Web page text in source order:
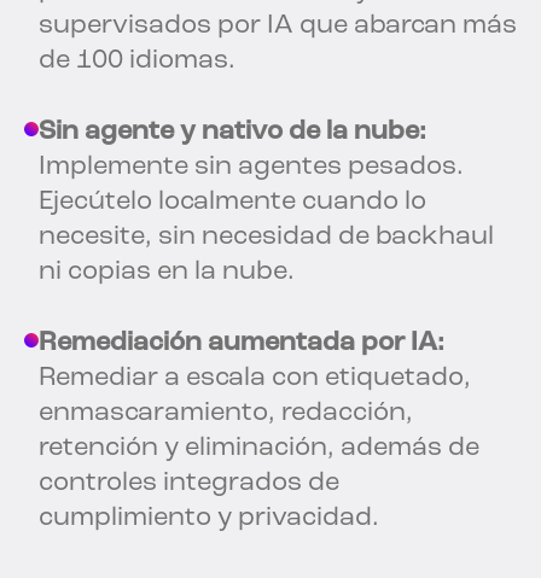
supervisados por IA que abarcan más
de 100 idiomas.
Sin agente y nativo de la nube:
Implemente sin agentes pesados.
Ejecútelo localmente cuando lo
necesite, sin necesidad de backhaul
ni copias en la nube.
Remediación aumentada por IA:
Remediar a escala con etiquetado,
enmascaramiento, redacción,
retención y eliminación, además de
controles integrados de
cumplimiento y privacidad.